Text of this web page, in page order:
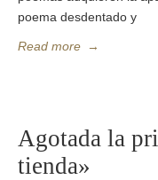
poema desdentado y
Read more →
Agotada la
tienda»